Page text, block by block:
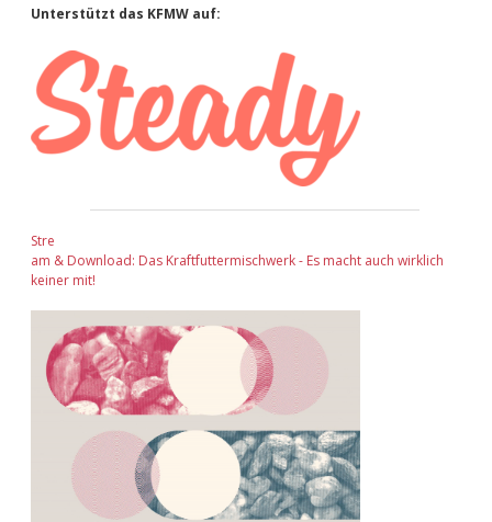
Sidebar
Unterstützt das KFMW auf:
Stre
am & Download: Das Kraftfuttermischwerk - Es macht auch wirklich
keiner mit!